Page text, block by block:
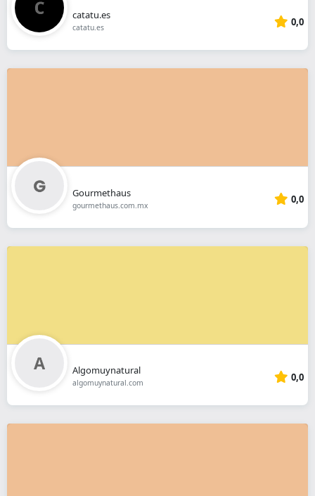
catatu.es
catatu.es 0,0
Gourmethaus
gourmethaus.com.mx 0,0
Algomuynatural
algomuynatural.com 0,0